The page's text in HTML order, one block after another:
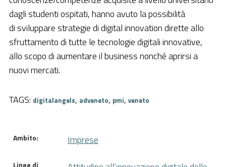
Cittadini
Imprese
Pubblica Amministrazione
Finanziamenti
Cerca
dagli studenti ospitati, hanno avuto la possibilità
di sviluppare strategie di digital innovation dirette allo
sfruttamento di tutte le tecnologie digitali innovative,
allo scopo di aumentare il business nonché aprirsi a
nuovi mercati.
TAGS: digitalangels, adveneto, pmi, veneto
Ambito: Imprese